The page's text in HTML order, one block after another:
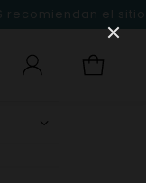
recomiendan el sitio